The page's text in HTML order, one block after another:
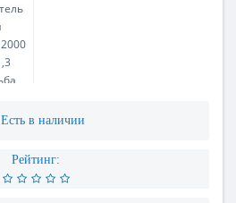
Есть в наличии
Рейтинг: